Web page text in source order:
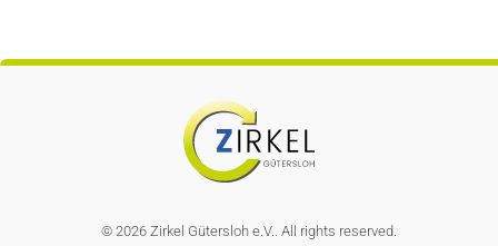
© 2026 Zirkel Gütersloh e.V.. All rights reserved.